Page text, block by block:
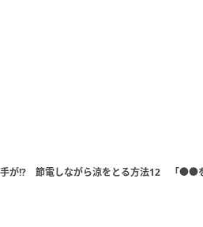
が!? 節電しながら涼をとる方法12 「●●を